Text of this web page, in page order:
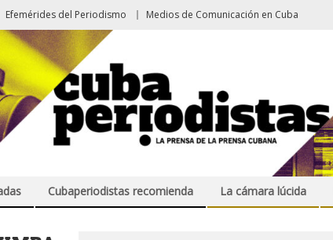
Efemérides del Periodismo Medios de Comunicación en Cuba
Cubaperiodistas recomienda La cámara lúcida